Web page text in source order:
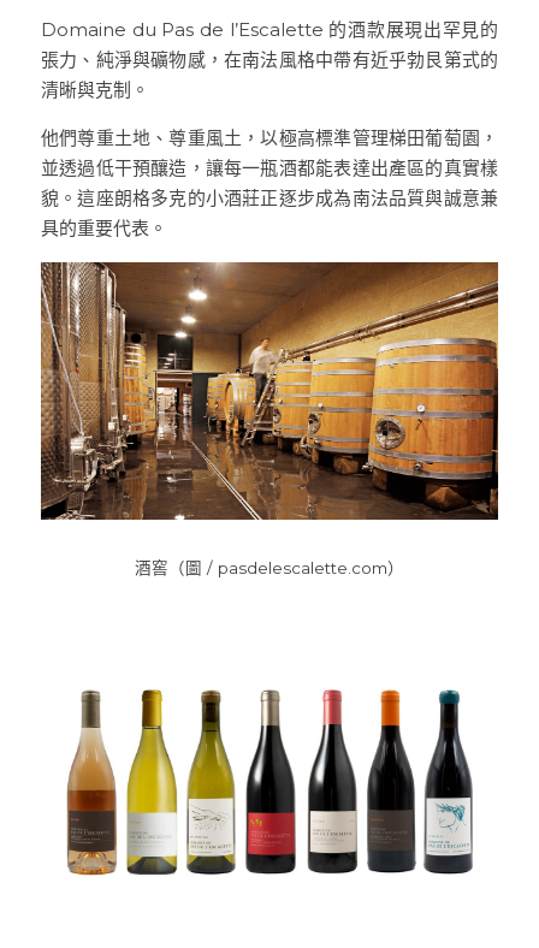
Domaine du Pas de l’Escalette 的酒款展現出罕見的
張力、純淨與礦物感，在南法風格中帶有近乎勃艮第式的
清晰與克制。
他們尊重土地、尊重風土，以極高標準管理梯田葡萄園，
並透過低干預釀造，讓每一瓶酒都能表達出產區的真實樣
貌。這座朗格多克的小酒莊正逐步成為南法品質與誠意兼
具的重要代表。
酒窖（圖 / pasdelescalette.com）